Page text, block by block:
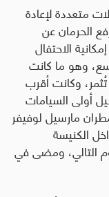
متعددة لإعادة
الحرمان عن
1988، وتوسيع إمكانية الاحتفال
وهو ما كانت
وكانت أقرب
بين الطرفين في أيار 1988، قبيل أولى السيامات
مارسيل لوفيفر
الكنيسة
التالي، ومضى في